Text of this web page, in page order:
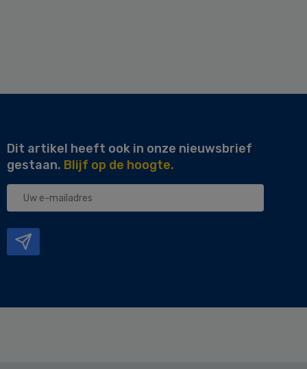
Dit artikel heeft ook in onze nieuwsbrief
gestaan. Blijf op de hoogte.
Uw